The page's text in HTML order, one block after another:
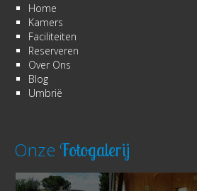
Home
Kamers
Faciliteiten
Reserveren
Over Ons
Blog
Umbrië
Onze Fotogalerij